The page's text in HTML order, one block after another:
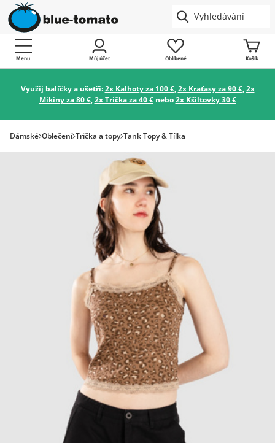
Menu Můj účet Oblíbené Košík
Využij balíčky a ušetři:2x Kalhoty za 100 €,2x Kraťasy za 90 €,2x
Mikiny za 80 €,2x Trička za 40 €nebo2x Kšiltovky 30 €
Dámské Oblečení Trička a topy Tank Topy & Tílka